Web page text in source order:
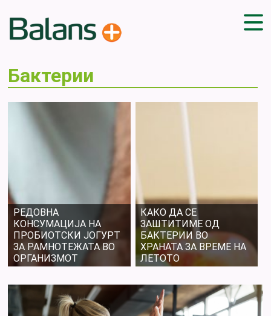
СОВЕТИ
ВЕЖБИ
ПРОИЗВОДИ
КАМПАЊИ
ЧПП
Бактерии
РЕДОВНА
КОНСУМАЦИЈА НА
ПРОБИОТСКИ ЈОГУРТ
ЗА РАМНОТЕЖАТА ВО
ОРГАНИЗМОТ
КАКО ДА СЕ
ЗАШТИТИМЕ ОД
БАКТЕРИИ ВО
ХРАНАТА ЗА ВРЕМЕ НА
ЛЕТОТО